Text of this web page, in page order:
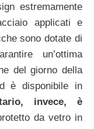
estremamente
applicati e
sono dotate di
un’ottima
del giorno della
è disponibile in
invece, è
da vetro in